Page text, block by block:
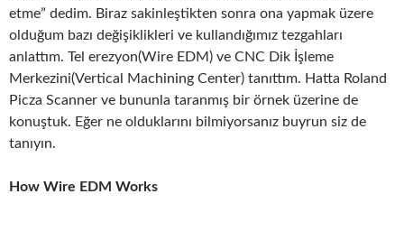
etme” dedim. Biraz sakinleştikten sonra ona yapmak üzere
olduğum bazı değişiklikleri ve kullandığımız tezgahları
anlattım. Tel erezyon(Wire EDM) ve CNC Dik İşleme
Merkezini(Vertical Machining Center) tanıttım. Hatta Roland
Picza Scanner ve bununla taranmış bir örnek üzerine de
konuştuk. Eğer ne olduklarını bilmiyorsanız buyrun siz de
tanıyın.
How Wire EDM Works